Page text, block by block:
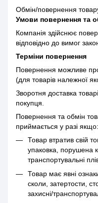
Обмін/повернення
Умови повернення та
Компанія здійснює
відповідно до вимог
Терміни повернення
Повернення можливе
(для товарів належної
Зворотня доставка
покупця.
Повернення та обмін
приймається у разі якщо:
Товар втратив свій
упаковка, порушена
транспортувальні
Товар має явні
сколи, затертости,
захисні/